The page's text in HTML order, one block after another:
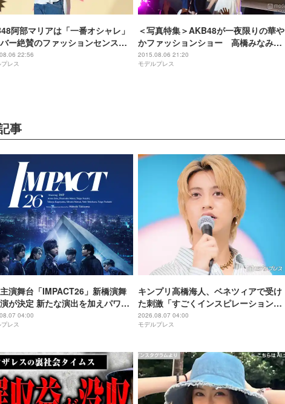
阿部マリアは「一番オシャレ」
ー絶賛のファッションセンス発
22:56
レス
＜写真特集＞AKB48が一夜限りの華や
かファッションショー 高橋みなみ
「努力は必ず報われる」再び
2015.08.06 21:20
モデルプレス
事
演舞台「IMPACT26」新橋演舞
が決定 新たな演出を加えパワー
04:00
レス
キンプリ高橋海人、ベネツィアで受け
た刺激「すごくインスピレーション溢
れる街」
2026.08.07 04:00
モデルプレス